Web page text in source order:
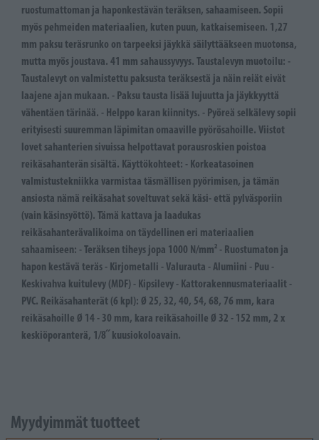
ruostumattoman ja haponkestävän teräksen, sahaamiseen. Sopii
myös pehmeiden materiaalien, kuten puun, katkaisemiseen. 1,27
mm paksu teräsrunko on tarpeeksi jäykkä säilyttääkseen muotonsa,
mutta myös joustava. 41 mm sahaussyvyys. Taustalevyn muotoilu: -
Taustalevyt on valmistettu paksusta teräksestä ja näin reiät eivät
laajene ajan mukaan. - Paksu tausta lisää lujuutta ja jäykkyyttä
vähentäen tärinää. - Helppo karan kiinnitys. - Pyöreä selkälevy sopii
erityisesti suuremman läpimitan omaaville pyörösahoille. Viistot
lovet sahanterien sivuissa helpottavat porausroskien poistoa
reikäsahanterän sisältä. Käyttökohteet: - Korkeatasoinen
valmistustekniikka varmistaa täsmällisen pyörimisen, ja tämän
ansiosta nämä reikäsahat soveltuvat sekä käsi- että pylväsporiin
(vain käsinsyöttö). Tämä kattava ja laadukas
reikäsahanterävalikoima on täydellinen eri materiaalien
sahaamiseen: - Teräksen tiheys jopa 1000 N/mm² - Ruostumaton ja
hapon kestävä teräs - Kirjometalli - Valurauta - Alumiini - Puu -
Keskivahva kuitulevy (MDF) - Kipsilevy - Kattorakennusmateriaalit -
PVC. Reikäsahanterät (6 kpl): Ø 25, 32, 40, 54, 68, 76 mm, kara
reikäsahoille Ø 14 - 30 mm, kara reikäsahoille Ø 32 - 152 mm, 2 x
keskiöporanterä, 1/8˝ kuusiokoloavain.
Myydyimmät tuotteet